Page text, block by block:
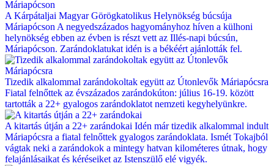
A Kárpátaljai Magyar Görögkatolikus Helynökség búcsúja
Máriapócson A negyedszázados hagyományhoz híven a külhoni
helynökség ebben az évben is részt vett az Illés-napi búcsún,
Máriapócson. Zarándoklatukat idén is a békéért ajánlották fel.
Tizedik alkalommal zarándokoltak együtt az Útonlevők Máriapócsra
Fiatal felnőttek az évszázados zarándokúton: július 16-19. között
tartották a 22+ gyalogos zarándoklatot nemzeti kegyhelyünkre.
A kitartás útján a 22+ zarándokai Idén már tizedik alkalommal indult
Máriapócsra a fiatal felnőttek gyalogos zarándoklata. Ismét Tokajból
vágtak neki a zarándokok a mintegy hatvan kilométeres útnak, hogy
felajánlásaikat és kéréseiket az Istenszülő elé vigyék.